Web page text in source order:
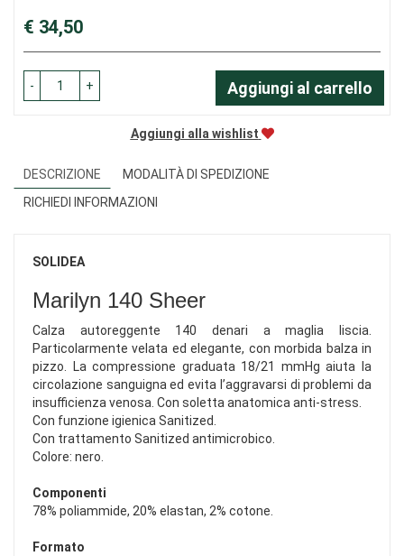
Prezzo
€ 34,50
- + Aggiungi al carrello
Aggiungi alla wishlist
DESCRIZIONE
MODALITÀ DI SPEDIZIONE
RICHIEDI INFORMAZIONI
SOLIDEA
Marilyn 140 Sheer
Calza autoreggente 140 denari a maglia liscia.
Particolarmente velata ed elegante, con morbida balza in
pizzo. La compressione graduata 18/21 mmHg aiuta la
circolazione sanguigna ed evita l’aggravarsi di problemi da
insufficienza venosa. Con soletta anatomica anti-stress.
Con funzione igienica Sanitized.
Con trattamento Sanitized antimicrobico.
Colore: nero.
Componenti
78% poliammide, 20% elastan, 2% cotone.
Formato